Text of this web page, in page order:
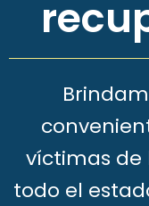
víctimas de
todo el